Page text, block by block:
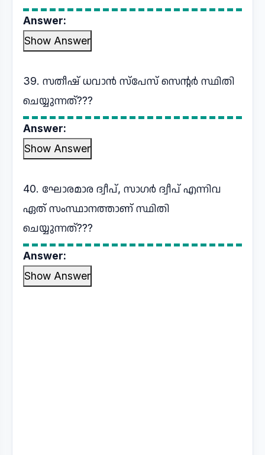
Answer:
Show Answer
39. സതീഷ് ധവാൻ സ്പേസ് സെന്റർ സ്ഥിതി
ചെയ്യുന്നത്???
Answer:
Show Answer
40. ഘോരമാര ദ്വീപ്, സാഗർ ദ്വീപ് എന്നിവ
ഏത് സംസ്ഥാനത്താണ് സ്ഥിതി
ചെയ്യുന്നത്???
Answer:
Show Answer